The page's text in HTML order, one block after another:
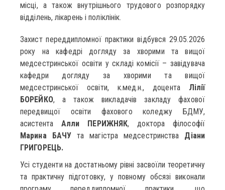
місці, а також внутрішнього трудового розпорядку
відділень, лікарень і поліклінік.
Захист переддипломної практики відбувся 29.05.2026
року на кафедрі догляду за хворими та вищої
медсестринської освіти у складі комісії – завідувача
кафедри догляду за хворими та вищої
медсестринської освіти, к.мед.н., доцента Лілії
БОРЕЙКО, а також викладачів закладу фахової
передвищої освіти фахового коледжу БДМУ,
асистента Алли ПЕРИЖНЯК, доктора філософії
Марина БАЧУ та магістра медсестринства Діани
ГРИГОРЕЦЬ.
Усі студенти на достатньому рівні засвоїли теоретичну
та практичну підготовку, у повному обсязі виконали